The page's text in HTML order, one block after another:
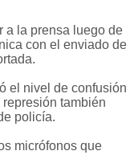
a la prensa luego de
con el enviado de
el nivel de confusión
también
policía.
micrófonos que